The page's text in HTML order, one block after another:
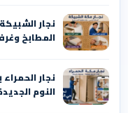
المطابخ
النوم